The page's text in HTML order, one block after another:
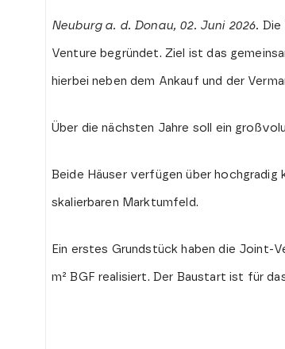
Neuburg a. d. Donau, 02. Juni 2026. Die
Venture begründet. Ziel ist das
hierbei neben dem Ankauf und der
Über die nächsten Jahre soll ein
Beide Häuser verfügen über
skalierbaren Marktumfeld.
Ein erstes Grundstück haben die Joint-
m² BGF realisiert. Der Baustart ist für